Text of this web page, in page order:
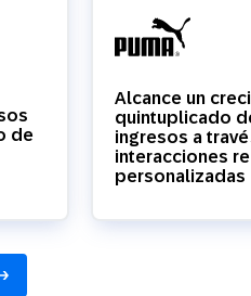
de
Alcance un
quintuplicado
ingresos a
interacciones
personalizadas